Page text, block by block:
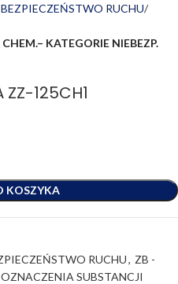
RUCHU
KATEGORIE NIEBEZP.
ZZ-125CH1
KOSZYKA
RUCHU, ZB -
SUBSTANCJI